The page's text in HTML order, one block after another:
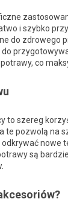
i szybko
do
co
to szereg
te pozwolą na
nowe
są